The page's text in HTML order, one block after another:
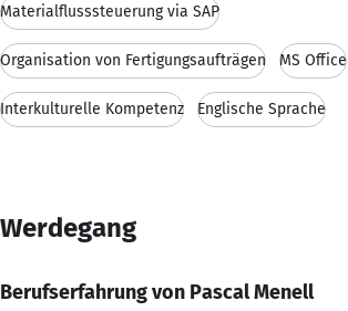
Materialflusssteuerung via SAP
Organisation von Fertigungsaufträgen MS Office
Interkulturelle Kompetenz Englische Sprache
Werdegang
Berufserfahrung von Pascal Menell